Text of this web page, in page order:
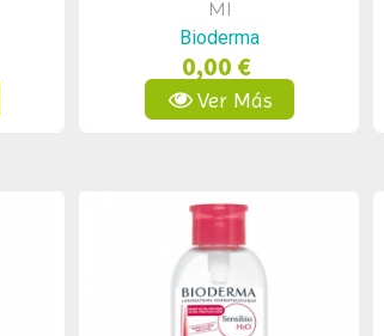
Ml
Bioderma
0,00 €
Ver Más